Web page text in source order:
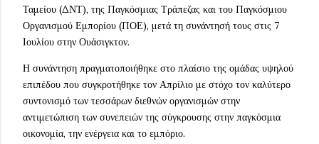
Ταμείου (ΔΝΤ), της Παγκόσμιας Τράπεζας και του Παγκόσμιου
Οργανισμού Εμπορίου (ΠΟΕ), μετά τη συνάντησή τους στις 7
Ιουλίου στην Ουάσιγκτον.
Η συνάντηση πραγματοποιήθηκε στο πλαίσιο της ομάδας υψηλού
επιπέδου που συγκροτήθηκε τον Απρίλιο με στόχο τον καλύτερο
συντονισμό των τεσσάρων διεθνών οργανισμών στην
αντιμετώπιση των συνεπειών της σύγκρουσης στην παγκόσμια
οικονομία, την ενέργεια και το εμπόριο.